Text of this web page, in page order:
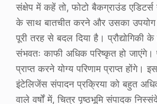
संक्षेप में कहें तो, फोटो बैकग्राउंड
के साथ बातचीत करने और उसका
पूरी तरह से बदल दिया है। प्रौद्योगिकी
संभवतः काफी अधिक परिष्कृत हो
प्राप्त करने योग्य परिणाम प्राप्त होंगे।
इंटेलिजेंस संपादन प्रक्रिया को बहुत
वाले वर्षों में, चित्र पृष्ठभूमि संपादक